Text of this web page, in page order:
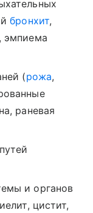
бронхит,
эмпиема
(рожа,
раневая
и органов
цистит,